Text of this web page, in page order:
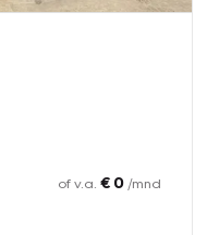
of v.a. € 0 /mnd